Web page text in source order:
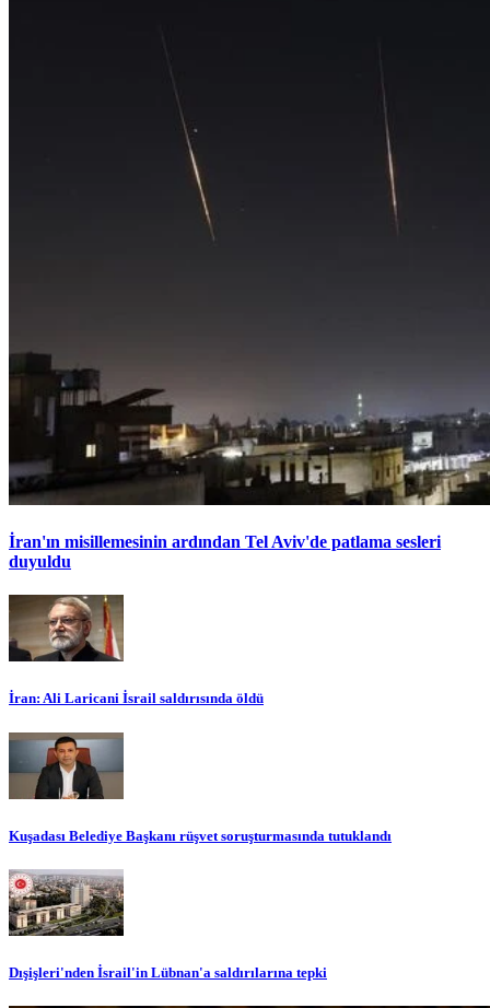
İran'ın misillemesinin ardından Tel Aviv'de patlama sesleri
duyuldu
İran: Ali Laricani İsrail saldırısında öldü
Kuşadası Belediye Başkanı rüşvet soruşturmasında tutuklandı
Dışişleri'nden İsrail'in Lübnan'a saldırılarına tepki